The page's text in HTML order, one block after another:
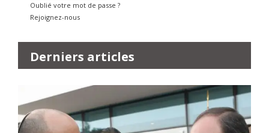
Oublié votre mot de passe ?
Rejoignez-nous
Derniers articles